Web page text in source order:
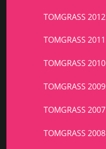
TOMGRASS 2012
TOMGRASS 2011
TOMGRASS 2010
TOMGRASS 2009
TOMGRASS 2007
TOMGRASS 2008